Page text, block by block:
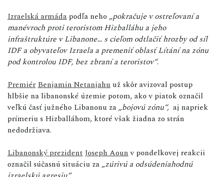
Izraelská armáda podľa neho „pokračuje v ostreľovaní a
manévroch proti teroristom Hizballáhu a jeho
infraštruktúre v Libanone… s cieľom odtlačiť hrozby od síl
IDF a obyvateľov Izraela a premeniť oblasť Lítání na zónu
pod kontrolou IDF, bez zbraní a teroristov“.
Premiér Benjamin Netanjahu už skôr avizoval postup
hlbšie na libanonské územie potom, ako v piatok označil
veľkú časť južného Libanonu za „bojovú zónu“, aj napriek
prímeriu s Hizballáhom, ktoré však žiadna zo strán
nedodržiava.
Libanonský prezident Joseph Aounv pondelkovej reakcii
označil súčasnú situáciu za „zúrivú a odsúdeniahodnú